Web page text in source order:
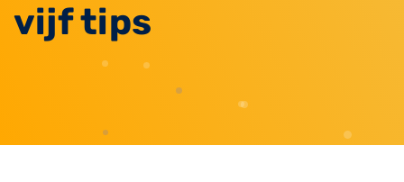
vijf tips